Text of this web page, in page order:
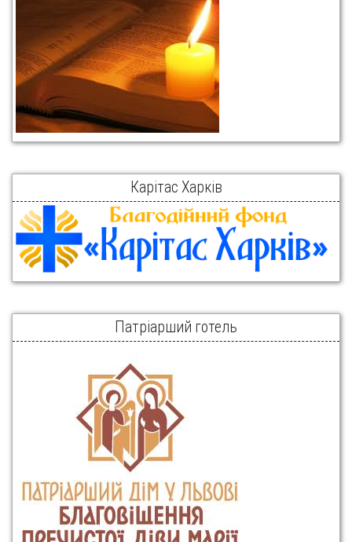
Карітас Харків
Патріарший готель